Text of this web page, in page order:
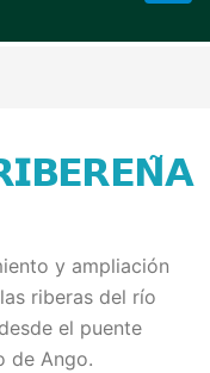
y ampliación
riberas del río
el puente
de Ango.